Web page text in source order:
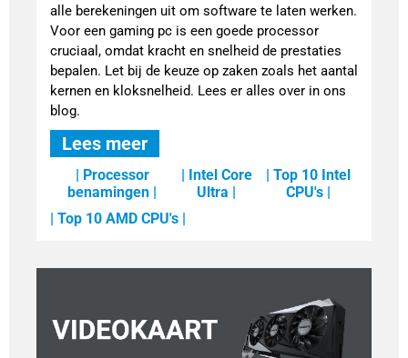
alle berekeningen uit om software te laten werken.
Voor een gaming pc is een goede processor
cruciaal, omdat kracht en snelheid de prestaties
bepalen. Let bij de keuze op zaken zoals het aantal
kernen en kloksnelheid. Lees er alles over in ons
blog.
Lees meer
| Processor
benamingen |
| Intel Core
Ultra |
| Top 10 Intel
CPU's |
| Top 10 AMD CPU's |